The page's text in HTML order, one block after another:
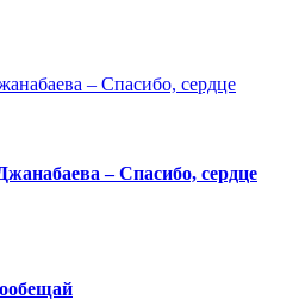
– Спасибо, сердце
– Спасибо, сердце